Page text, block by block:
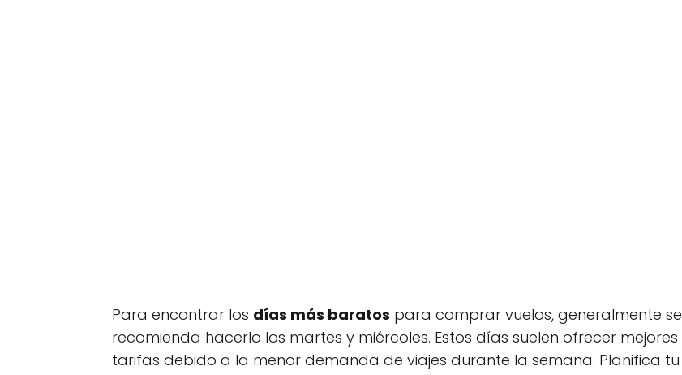
Para encontrar los días más baratos para comprar vuelos, generalmente se
recomienda hacerlo los martes y miércoles. Estos días suelen ofrecer mejores
tarifas debido a la menor demanda de viajes durante la semana. Planifica tu